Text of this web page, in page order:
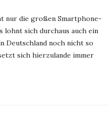
nur die großen Smartphone-
sich durchaus auch ein
Deutschland noch nicht so
sich hierzulande immer